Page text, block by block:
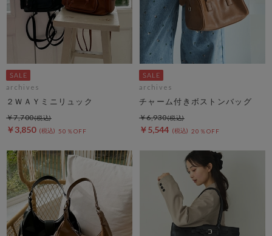
archives
２ＷＡＹミニリュック
￥3,850 50％OFF
￥7,700
archives
チャーム付きボストンバッグ
￥5,544 20％OFF
￥6,930